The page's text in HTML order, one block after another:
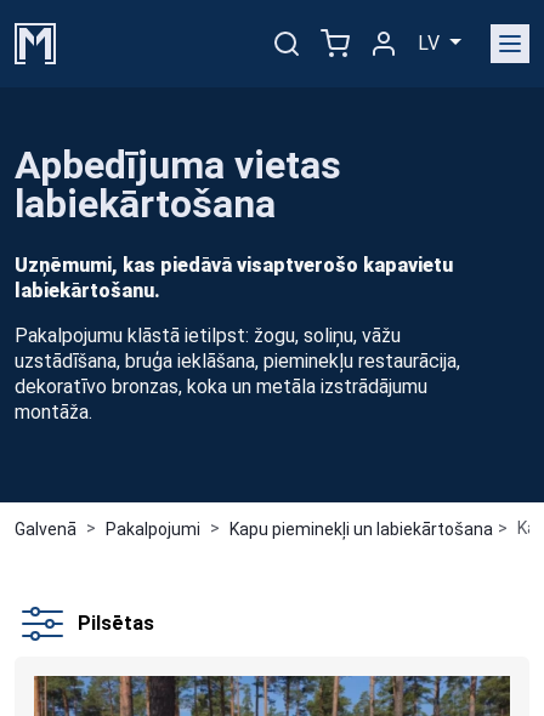
LV
Apbedījuma vietas
labiekārtošana
Uzņēmumi, kas piedāvā visaptverošo kapavietu
labiekārtošanu.
Pakalpojumu klāstā ietilpst: žogu, soliņu, vāžu
uzstādīšana, bruģa ieklāšana, pieminekļu restaurācija,
dekoratīvo bronzas, koka un metāla izstrādājumu
montāža.
Galvenā Pakalpojumi Kapu pieminekļi un labiekārtošana
Pilsētas